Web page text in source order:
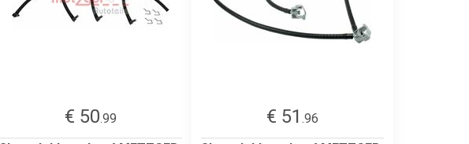
€ 50.99
€ 51 .96